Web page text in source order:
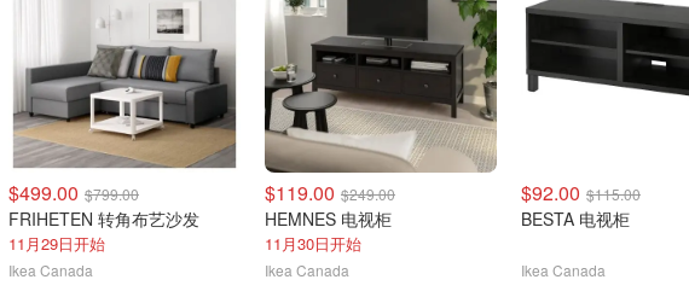
$499.00 $799.00
FRIHETEN 转角布艺沙发
11月29日开始
Ikea Canada
$119.00 $249.00
HEMNES 电视柜
11月30日开始
Ikea Canada
$92.00 $115.00
BESTA 电视柜
Ikea Canada